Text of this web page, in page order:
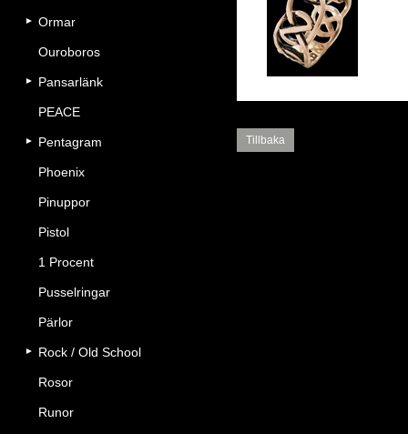
Ormar
Ouroboros
Pansarlänk
PEACE
Pentagram
Phoenix
Pinuppor
Pistol
1 Procent
Pusselringar
Pärlor
Rock / Old School
Rosor
Runor
Tillbaka